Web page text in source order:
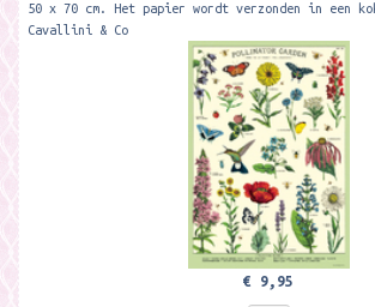
50 x 70 cm. Het papier wordt verzonden in een
Cavallini & Co
€ 9,95